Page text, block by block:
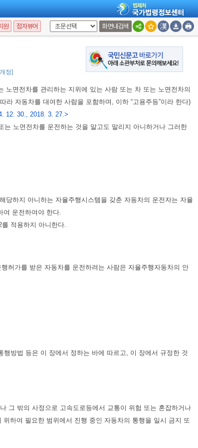
원 점자뷰어 화면내검색
정]
항에 따른 운전자등의 조치 또는 신고행위를 방해하여서는 아니
면전차를 관리하는 지위에 있는 사람 또는 차 또는 노면전차의
라 자동차를 대여한 사람을 포함하며, 이하 “고용주등”이라 한다)
12. 30., 2018. 3. 27.>
노면전차를 운전하는 것을 알고도 말리지 아니하거나 그러한
당하지 아니하는 자율주행시스템을 갖춘 자동차의 운전자는 자율
여 운전하여야 한다.
를 적용하지 아니한다.
허가를 받은 자동차를 운전하려는 사람은 자율주행자동차의 안
행방법 등은 이 장에서 정하는 바에 따르고, 이 장에서 규정한 것
그 밖의 사정으로 고속도로등에서 교통이 위험 또는 혼잡하거나
하여 필요한 범위에서 진행 중인 자동차의 통행을 일시 금지 또